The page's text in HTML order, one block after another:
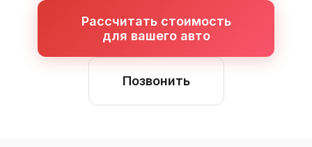
Рассчитать стоимость
для вашего авто
Позвонить